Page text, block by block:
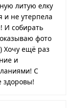
литую елку
и не утерпела
И собирать
фото
Хочу ещё раз
и
С
здоровы!